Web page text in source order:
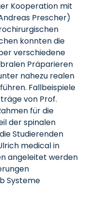
Kooperation mit
Prescher)
konnten die
verschiedene
Präparieren
nahezu realen
Fallbeispiele
von Prof.
für die
der spinalen
Studierenden
medical in
angeleitet werden
Systeme